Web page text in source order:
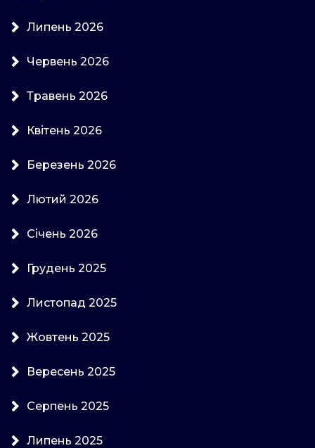
Липень 2026
Червень 2026
Травень 2026
Квітень 2026
Березень 2026
Лютий 2026
Січень 2026
Грудень 2025
Листопад 2025
Жовтень 2025
Вересень 2025
Серпень 2025
Липень 2025